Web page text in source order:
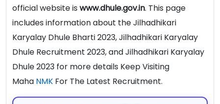
official website is www.dhule.gov.in. This page
includes information about the Jilhadhikari
Karyalay Dhule Bharti 2023, Jilhadhikari Karyalay
Dhule Recruitment 2023, and Jilhadhikari Karyalay
Dhule 2023 for more details Keep Visiting
Maha NMK For The Latest Recruitment.